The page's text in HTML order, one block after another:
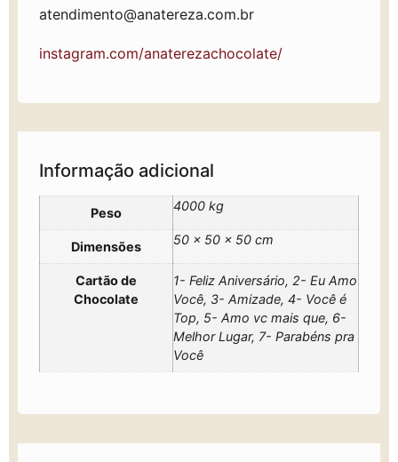
atendimento@anatereza.com.br
instagram.com/anaterezachocolate/
Informação adicional
Peso 4000 kg
Dimensões 50 × 50 × 50 cm
Cartão de
Chocolate
1- Feliz Aniversário, 2- Eu Amo
Você, 3- Amizade, 4- Você é
Top, 5- Amo vc mais que, 6-
Melhor Lugar, 7- Parabéns pra
Você